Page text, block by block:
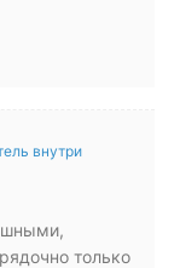
внутри
только